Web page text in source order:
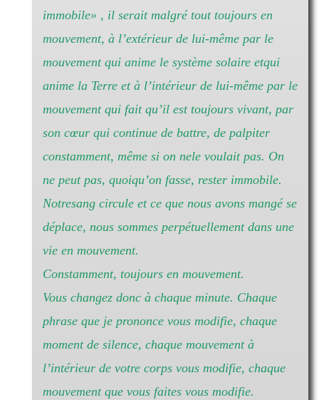
immobile» , il serait malgré tout toujours en
mouvement, à l’extérieur de lui-même par le
mouvement qui anime le système solaire etqui
anime la Terre et à l’intérieur de lui-même par le
mouvement qui fait qu’il est toujours vivant, par
son cœur qui continue de battre, de palpiter
constamment, même si on nele voulait pas. On
ne peut pas, quoiqu’on fasse, rester immobile.
Notresang circule et ce que nous avons mangé se
déplace, nous sommes perpétuellement dans une
vie en mouvement.
Constamment, toujours en mouvement.
Vous changez donc à chaque minute. Chaque
phrase que je prononce vous modifie, chaque
moment de silence, chaque mouvement à
l’intérieur de votre corps vous modifie, chaque
mouvement que vous faites vous modifie.